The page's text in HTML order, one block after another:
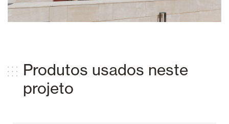
Produtos usados ​​neste
projeto